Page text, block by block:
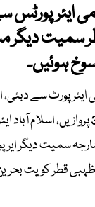
سمیت
سے دبئی،
شارجہ، کویت بحرین کی 38 پروازیں،